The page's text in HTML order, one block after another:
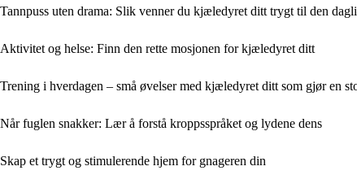
Tannpuss uten drama: Slik venner du kjæledyret ditt trygt til den
Aktivitet og helse: Finn den rette mosjonen for kjæledyret ditt
Trening i hverdagen – små øvelser med kjæledyret ditt som gjør en
Når fuglen snakker: Lær å forstå kroppsspråket og lydene dens
Skap et trygt og stimulerende hjem for gnageren din